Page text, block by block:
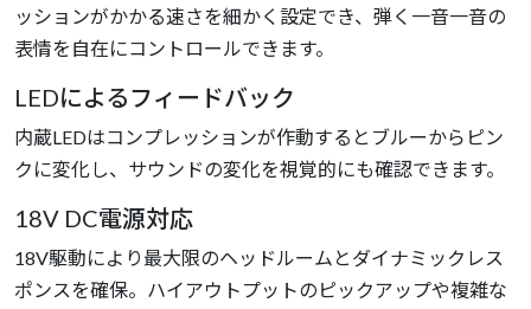
ッションがかかる速さを細かく設定でき、弾く一音一音の
表情を自在にコントロールできます。
LEDによるフィードバック
内蔵LEDはコンプレッションが作動するとブルーからピン
クに変化し、サウンドの変化を視覚的にも確認できます。
18V DC電源対応
18V駆動により最大限のヘッドルームとダイナミックレス
ポンスを確保。ハイアウトプットのピックアップや複雑な